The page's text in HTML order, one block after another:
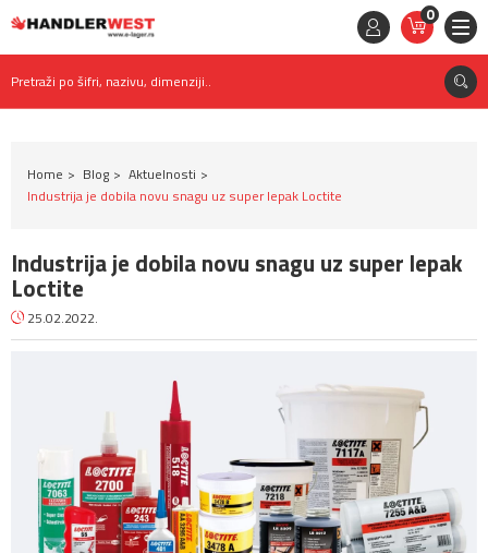
0
STAVKE
0,
RSD
Pretraži po šifri, nazivu, dimenziji..
Home Blog
Aktuelnosti
Industrija je dobila novu snagu uz super lepak Loctite
Industrija je dobila novu snagu uz super lepak
Loctite
25.02.2022.